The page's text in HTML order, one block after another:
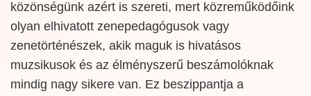
közönségünk azért is szereti, mert közreműködőink
olyan elhivatott zenepedagógusok vagy
zenetörténészek, akik maguk is hivatásos
muzsikusok és az élményszerű beszámolóknak
mindig nagy sikere van. Ez beszippantja a